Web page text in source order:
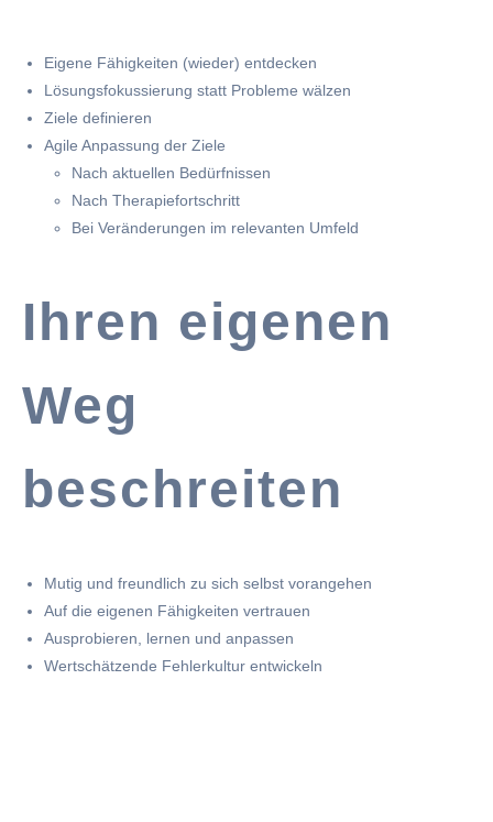
Eigene Fähigkeiten (wieder) entdecken
Lösungsfokussierung statt Probleme wälzen
Ziele definieren
Agile Anpassung der Ziele
Nach aktuellen Bedürfnissen
Nach Therapiefortschritt
Bei Veränderungen im relevanten Umfeld
Ihren eigenen
Weg
beschreiten
Mutig und freundlich zu sich selbst vorangehen
Auf die eigenen Fähigkeiten vertrauen
Ausprobieren, lernen und anpassen
Wertschätzende Fehlerkultur entwickeln